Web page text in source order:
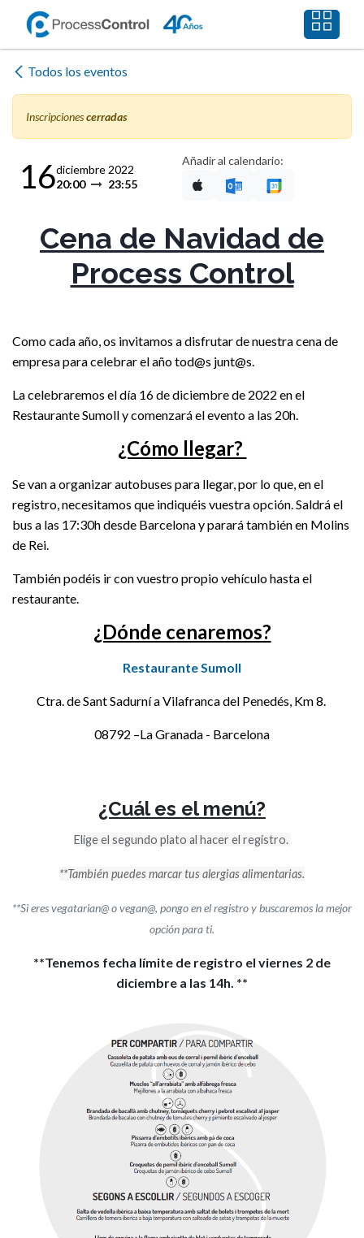
Ir al contenido
Todos los eventos
Inscripcionescerradas
16diciembre 2022
20:00
23:55
Añadir al calendario:
Cena de Navidad de
Process Control
Como cada año, os invitamos a disfrutar de nuestra cena de
empresa para celebrar el año tod@s junt@s.
La celebraremos el día 16 de diciembre de 2022 en el
Restaurante Sumoll y comenzará el evento a las 20h.
¿Cómo llegar?
Se van a organizar autobuses para llegar, por lo que, en el
registro, necesitamos que indiquéis vuestra opción. Saldrá el
bus a las 17:30h desde Barcelona y parará también en Molins
de Rei.
También podéis ir con vuestro propio vehículo hasta el
restaurante.
¿Dónde cenaremos?
Restaurante Sumoll
Ctra. de Sant Sadurní a Vilafranca del Penedés, Km 8.
08792 –La Granada - Barcelona
¿Cuál es el menú?
Elige el segundo plato al hacer el registro.
**También puedes marcar tus alergias alimentarias.
**Si eres vegatarian@ o vegan@, pongo en el registro y buscaremos la mejor
opción para ti.
**Tenemos fecha límite de registro el viernes 2 de
diciembre a las 14h. **